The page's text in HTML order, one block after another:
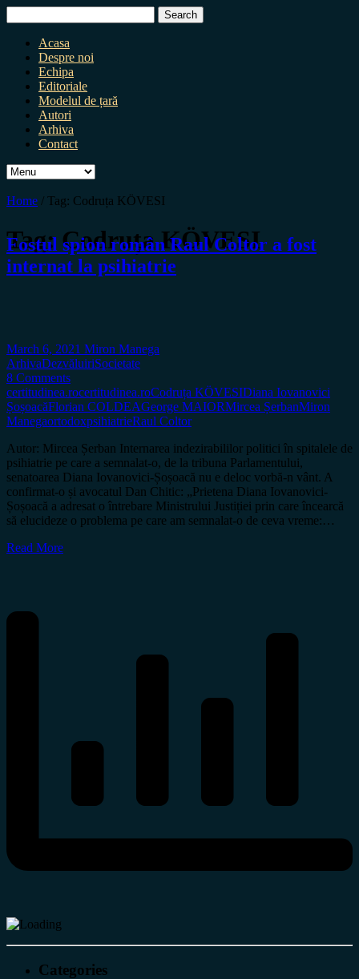
for:
Acasa
Despre noi
Echipa
Editoriale
Modelul de țară
Autori
Arhiva
Contact
Home / Tag: Codruța KÖVESI
Tag: Codruța KÖVESI
Fostul spion român Raul Coltor a fost
internat la psihiatrie
March 6, 2021 Miron Manega
ArhivaDezvăluiriSocietate
8 Comments
certitudinea.rocertitudinea.roCodruța KÖVESIDiana Iovanovici
ȘoșoacăFlorian COLDEAGeorge MAIORMircea ȘerbanMiron
ManegaortodoxpsihiatrieRaul Coltor
Autor: Mircea Șerban Internarea indezirabililor politici în spitalele de
psihiatrie pe care a semnalat-o, de la tribuna Parlamentului,
senatoarea Diana Iovanovici-Șoșoacă nu e deloc vorbă-n vânt. A
confirmat-o și avocatul Dan Chitic: „Prietena Diana Iovanovici-
Șoșoacă a adresat o întrebare Ministrului Justiției prin care încearcă
să elucideze o problema pe care am semnalat-o de ceva vreme:…
Read More
Categories